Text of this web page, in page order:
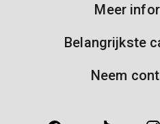
Meer
Belangrijkste
Neem